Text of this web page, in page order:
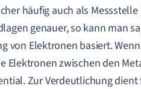
häufig auch als
genauer, so kann man
von Elektronen basiert.
Elektronen zwischen den
Zur Verdeutlichung dient